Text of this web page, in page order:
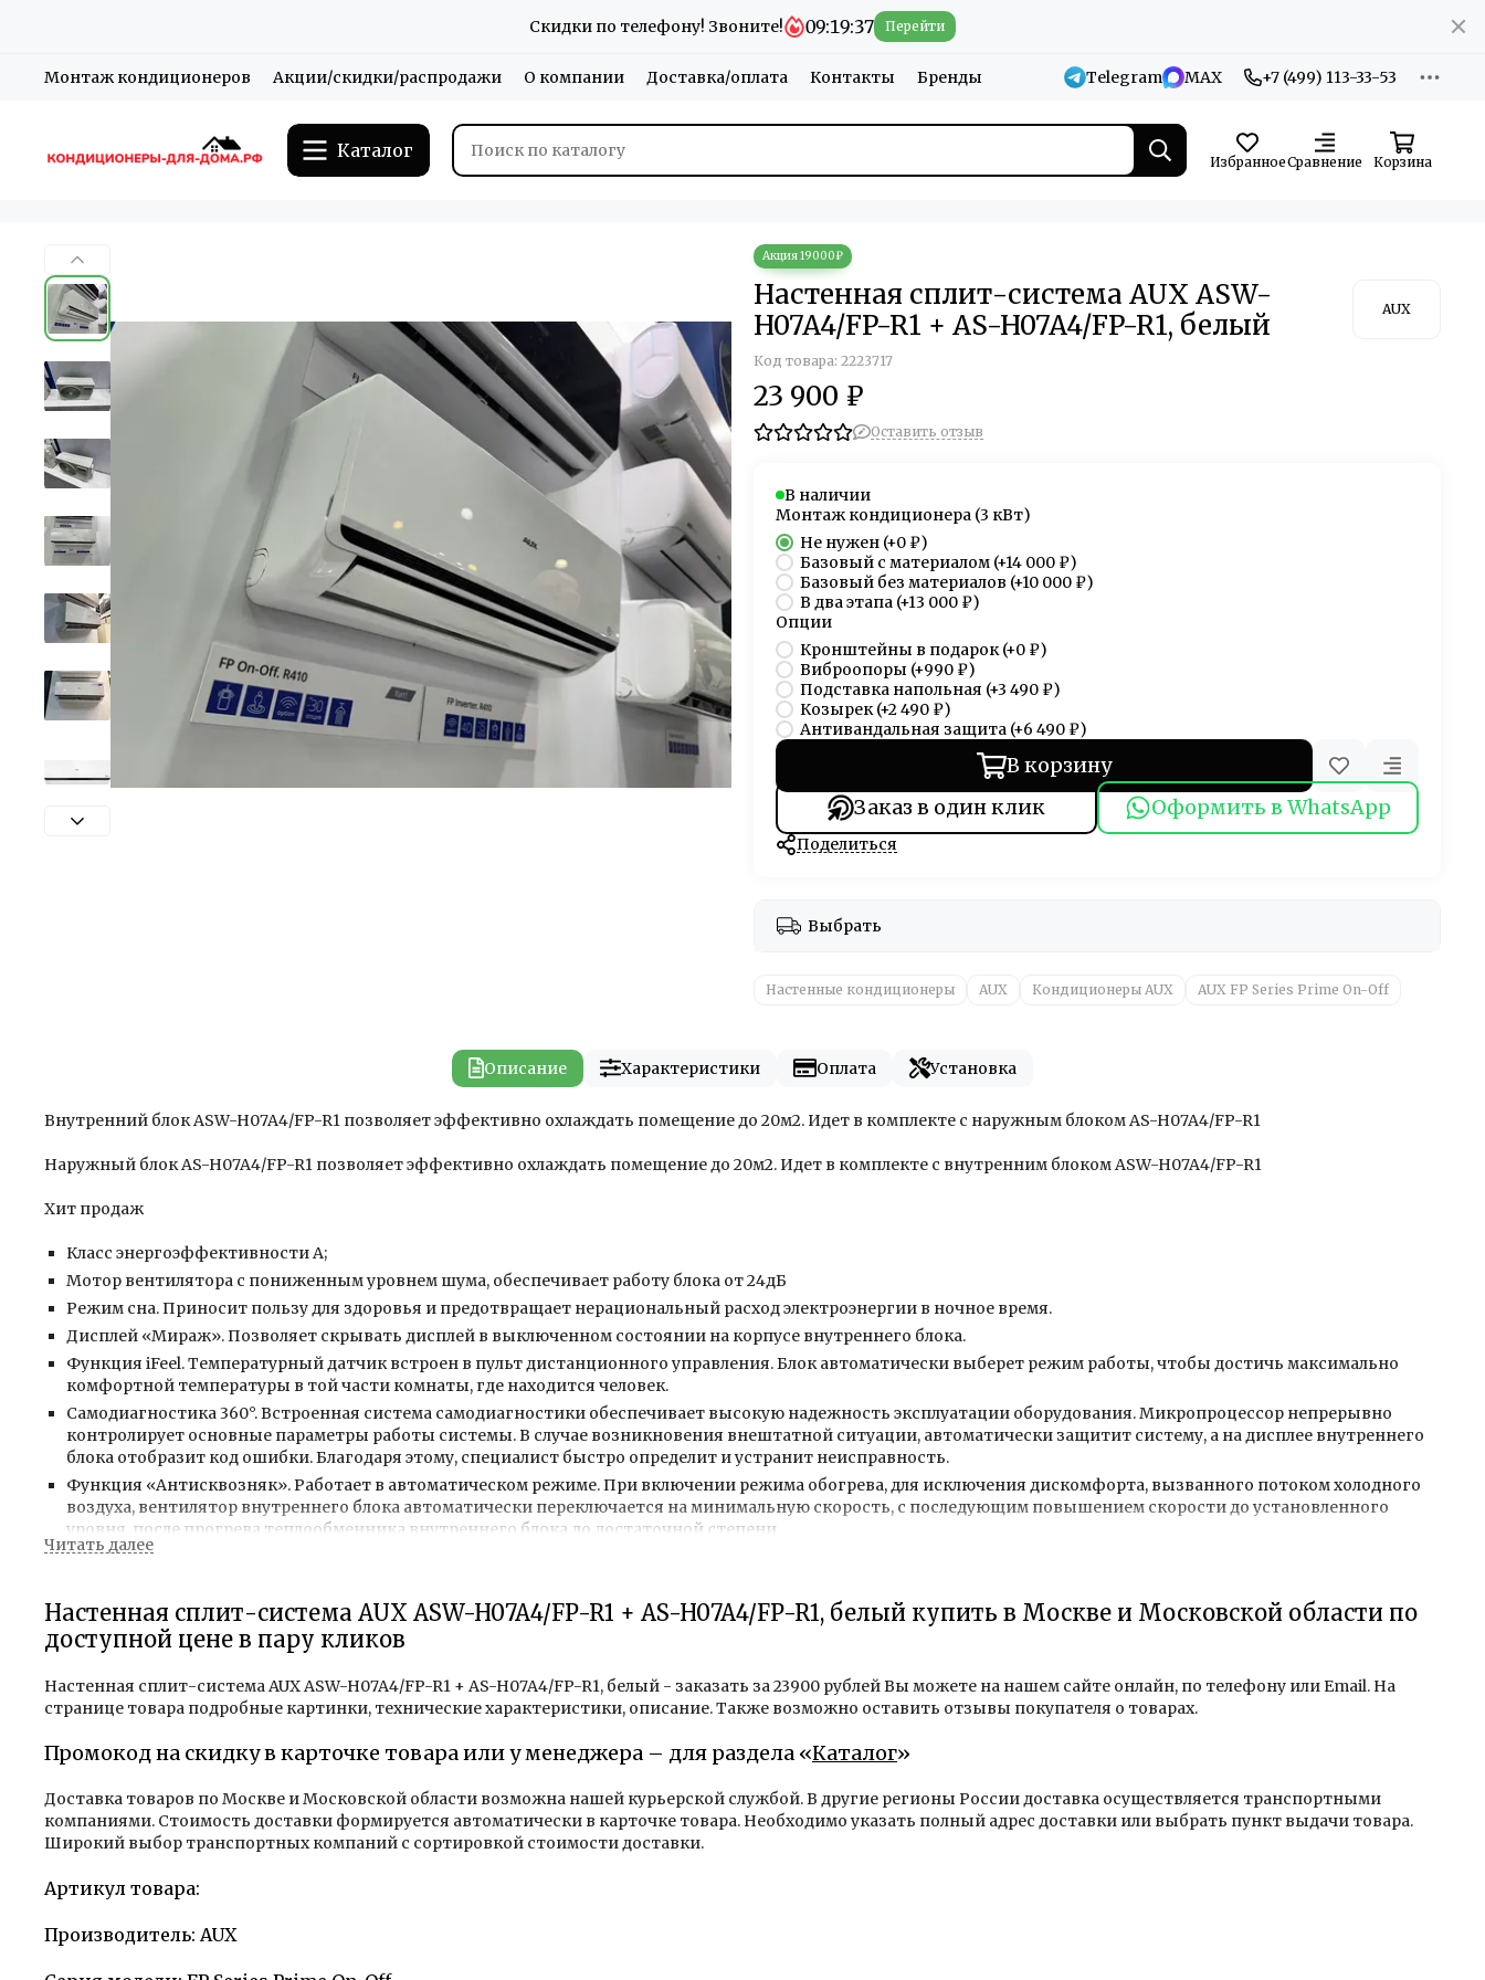
Скидки по телефону! Звоните! 09:19:36 Перейти
Монтаж кондиционеров Акции/скидки/распродажи О компании Доставка/оплата Контакты Бренды Telegram MAX +7 (499) 113-33-53
Каталог
ИзбранноеСравнение Корзина
Настенная сплит-система AUX ASW-
H07A4/FP-R1 + AS-H07A4/FP-R1, белый
Код товара: 2223717
23 900 ₽
AUX
Оставить отзыв
В наличии
Монтаж кондиционера (3 кВт)
Не нужен (+0 ₽)
Базовый с материалом (+14 000 ₽)
Базовый без материалов (+10 000 ₽)
В два этапа (+13 000 ₽)
Опции
Кронштейны в подарок (+0 ₽)
Виброопоры (+990 ₽)
Подставка напольная (+3 490 ₽)
Козырек (+2 490 ₽)
Антивандальная защита (+6 490 ₽)
В корзину
Заказ в один клик
Оформить в WhatsApp
Поделиться
Выбрать
Настенные кондиционеры AUX Кондиционеры AUX AUX FP Series Prime On-Off
Описание Характеристики Оплата Установка
Внутренний блок ASW-H07A4/FP-R1 позволяет эффективно охлаждать помещение до 20м2. Идет в комплекте с наружным блоком AS-H07A4/FP-R1
Наружный блок AS-H07A4/FP-R1 позволяет эффективно охлаждать помещение до 20м2. Идет в комплекте с внутренним блоком ASW-H07A4/FP-R1
Хит продаж
Класс энергоэффективности A;
Мотор вентилятора с пониженным уровнем шума, обеспечивает работу блока от 24дБ
Режим сна.Приносит пользу для здоровья и предотвращает нерациональный расход электроэнергии в ночное время.
Дисплей «Мираж».Позволяет скрывать дисплей в выключенном состоянии на корпусе внутреннего блока.
Функция iFeel.Температурный датчик встроен в пульт дистанционного управления. Блок автоматически выберет режим работы, чтобы достичь максимально
комфортной температуры в той части комнаты, где находится человек.
Cамодиагностика 360°.Встроенная система самодиагностики обеспечивает высокую надежность эксплуатации оборудования. Микропроцессор непрерывно
контролирует основные параметры работы системы. В случае возникновения внештатной ситуации, автоматически защитит систему, а на дисплее внутреннего
блока отобразит код ошибки. Благодаря этому, специалист быстро определит и устранит неисправность.
Функция «Антисквозняк».Работает в автоматическом режиме. При включении режима обогрева, для исключения дискомфорта, вызванного потоком холодного
воздуха, вентилятор внутреннего блока автоматически переключается на минимальную скорость, с последующим повышением скорости до установленного
уровня, после прогрева теплообменника внутреннего блока до достаточной степени.
Охлаждение при -30 (с зимним комплектом опция)
Надежный кондиционер по доступной цене. Важнейшая характеристика для любого кондиционера, насколько тихо работает сплит система. Серия FP - одна из самых
тихих сплит систем в своем сегменте на рынке.
Мотор вентилятора с пониженным уровнем шума;
Охлаждение при -30 (с зимним комплектом опция);
Удаленное управление Wi-Fi (опция);
Гарантия 3 года
Преимущества:
В производстве кондиционеров серии Prime используются только высококачественные марки пластика, обладающие низкими показателями усадки, высокой
Настенная сплит-система AUX ASW-H07A4/FP-R1 + AS-H07A4/FP-R1, белый купить в Москве и Московской области по
доступной цене в пару кликов
Настенная сплит-система AUX ASW-H07A4/FP-R1 + AS-H07A4/FP-R1, белый - заказать за 23900 рублей Вы можете на нашем сайте онлайн, по телефону или Email. На
странице товара подробные картинки, технические характеристики, описание. Также возможно оставить отзывы покупателя о товарах.
Промокод на скидку в карточке товара или у менеджера – для раздела «Каталог»
Доставка товаров по Москве и Московской области возможна нашей курьерской службой. В другие регионы России доставка осуществляется транспортными
компаниями. Стоимость доставки формируется автоматически в карточке товара. Необходимо указать полный адрес доставки или выбрать пункт выдачи товара.
Широкий выбор транспортных компаний с сортировкой стоимости доставки.
Артикул товара:
Производитель: AUX